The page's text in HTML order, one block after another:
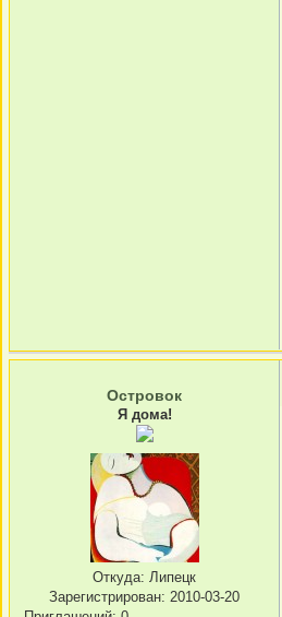
Островок
Я дома!
Откуда: Липецк
Зарегистрирован: 2010-03-20